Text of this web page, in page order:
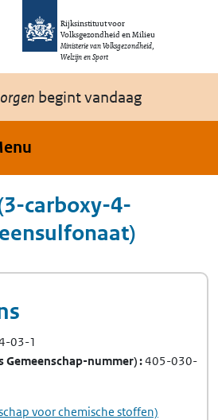
gaan
Rijksinstituut voor
Volksgezondheid en Milieu
Ministerie van Volksgezondheid,
Welzijn en Sport
begint vandaag
carboxy-4-
03-1
Gemeenschap-nummer) 405-030-
voor chemische stoffen)